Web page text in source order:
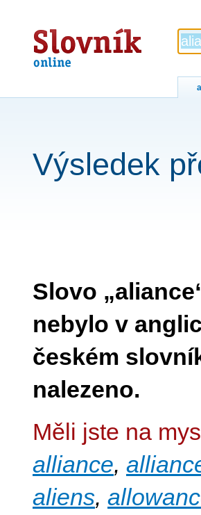
Slovník
online
Výsledek
Slovo
nebylo v
českém
nalezeno.
Měli jste na
alliance,
aliens,